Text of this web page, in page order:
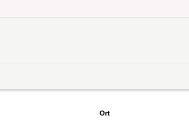
Ort